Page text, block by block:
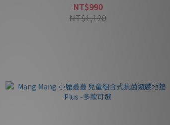
NT$990
NT$1,120